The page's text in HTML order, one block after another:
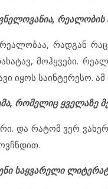
რეალობის
რადგან
მოჰყვები.
იყოს საინტერესო.
რომელიც ყველაზე
და რატომ ვერ
საყვარელი